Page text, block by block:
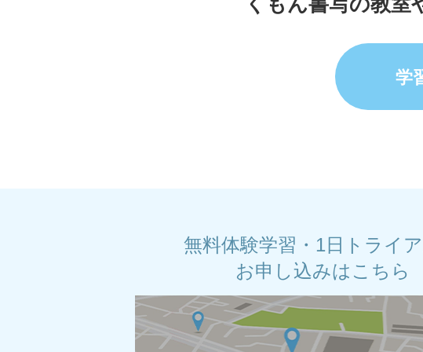
学
無料体験学習・1日トライ
お申し込みはこちら